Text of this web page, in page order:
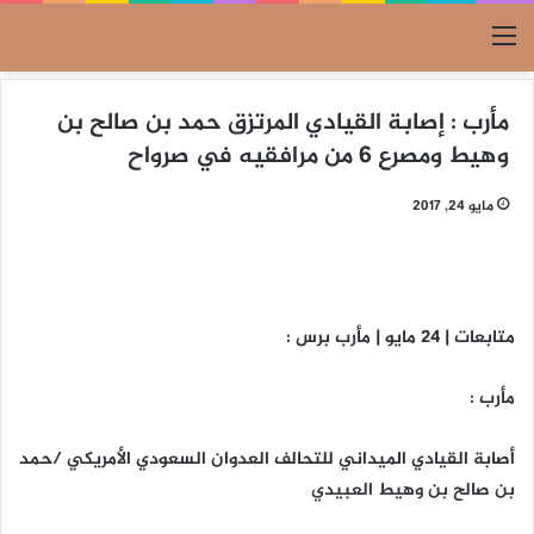
القائمة
مأرب : إصابة القيادي المرتزق حمد بن صالح بن
وهيط ومصرع 6 من مرافقيه في صرواح
مايو 24, 2017
متابعات | 24 مايو | مأرب برس :
مأرب :
أصابة القيادي الميداني للتحالف العدوان السعودي الأمريكي /حمد
بن صالح بن وهيط العبيدي